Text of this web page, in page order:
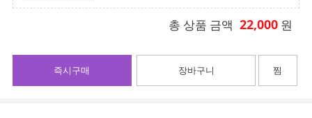
총 상품 금액 22,000 원
장바구니
즉시구매 찜